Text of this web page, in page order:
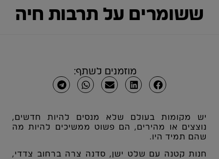
ששומרים על תרבות חיה
מוזמנים לשתף:
יש מקומות בעולם שלא מנסים להיות חדשים,
נוצצים או מהירים, הם פשוט ממשיכים להיות מה
שהם תמיד היו.
חנות קטנה עם שלט ישן, סדנה צרה ברחוב צדדי,